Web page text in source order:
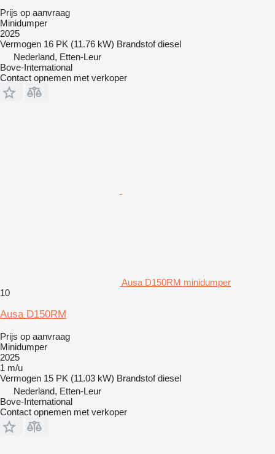
Prijs op aanvraag
Minidumper
2025
Vermogen 16 PK (11.76 kW) Brandstof diesel
Nederland, Etten-Leur
Bove-International
Contact opnemen met verkoper
Ausa D150RM minidumper
10
Ausa D150RM
Prijs op aanvraag
Minidumper
2025
1 m/u
Vermogen 15 PK (11.03 kW) Brandstof diesel
Nederland, Etten-Leur
Bove-International
Contact opnemen met verkoper